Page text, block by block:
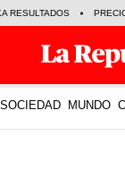
SOCIEDAD MUNDO